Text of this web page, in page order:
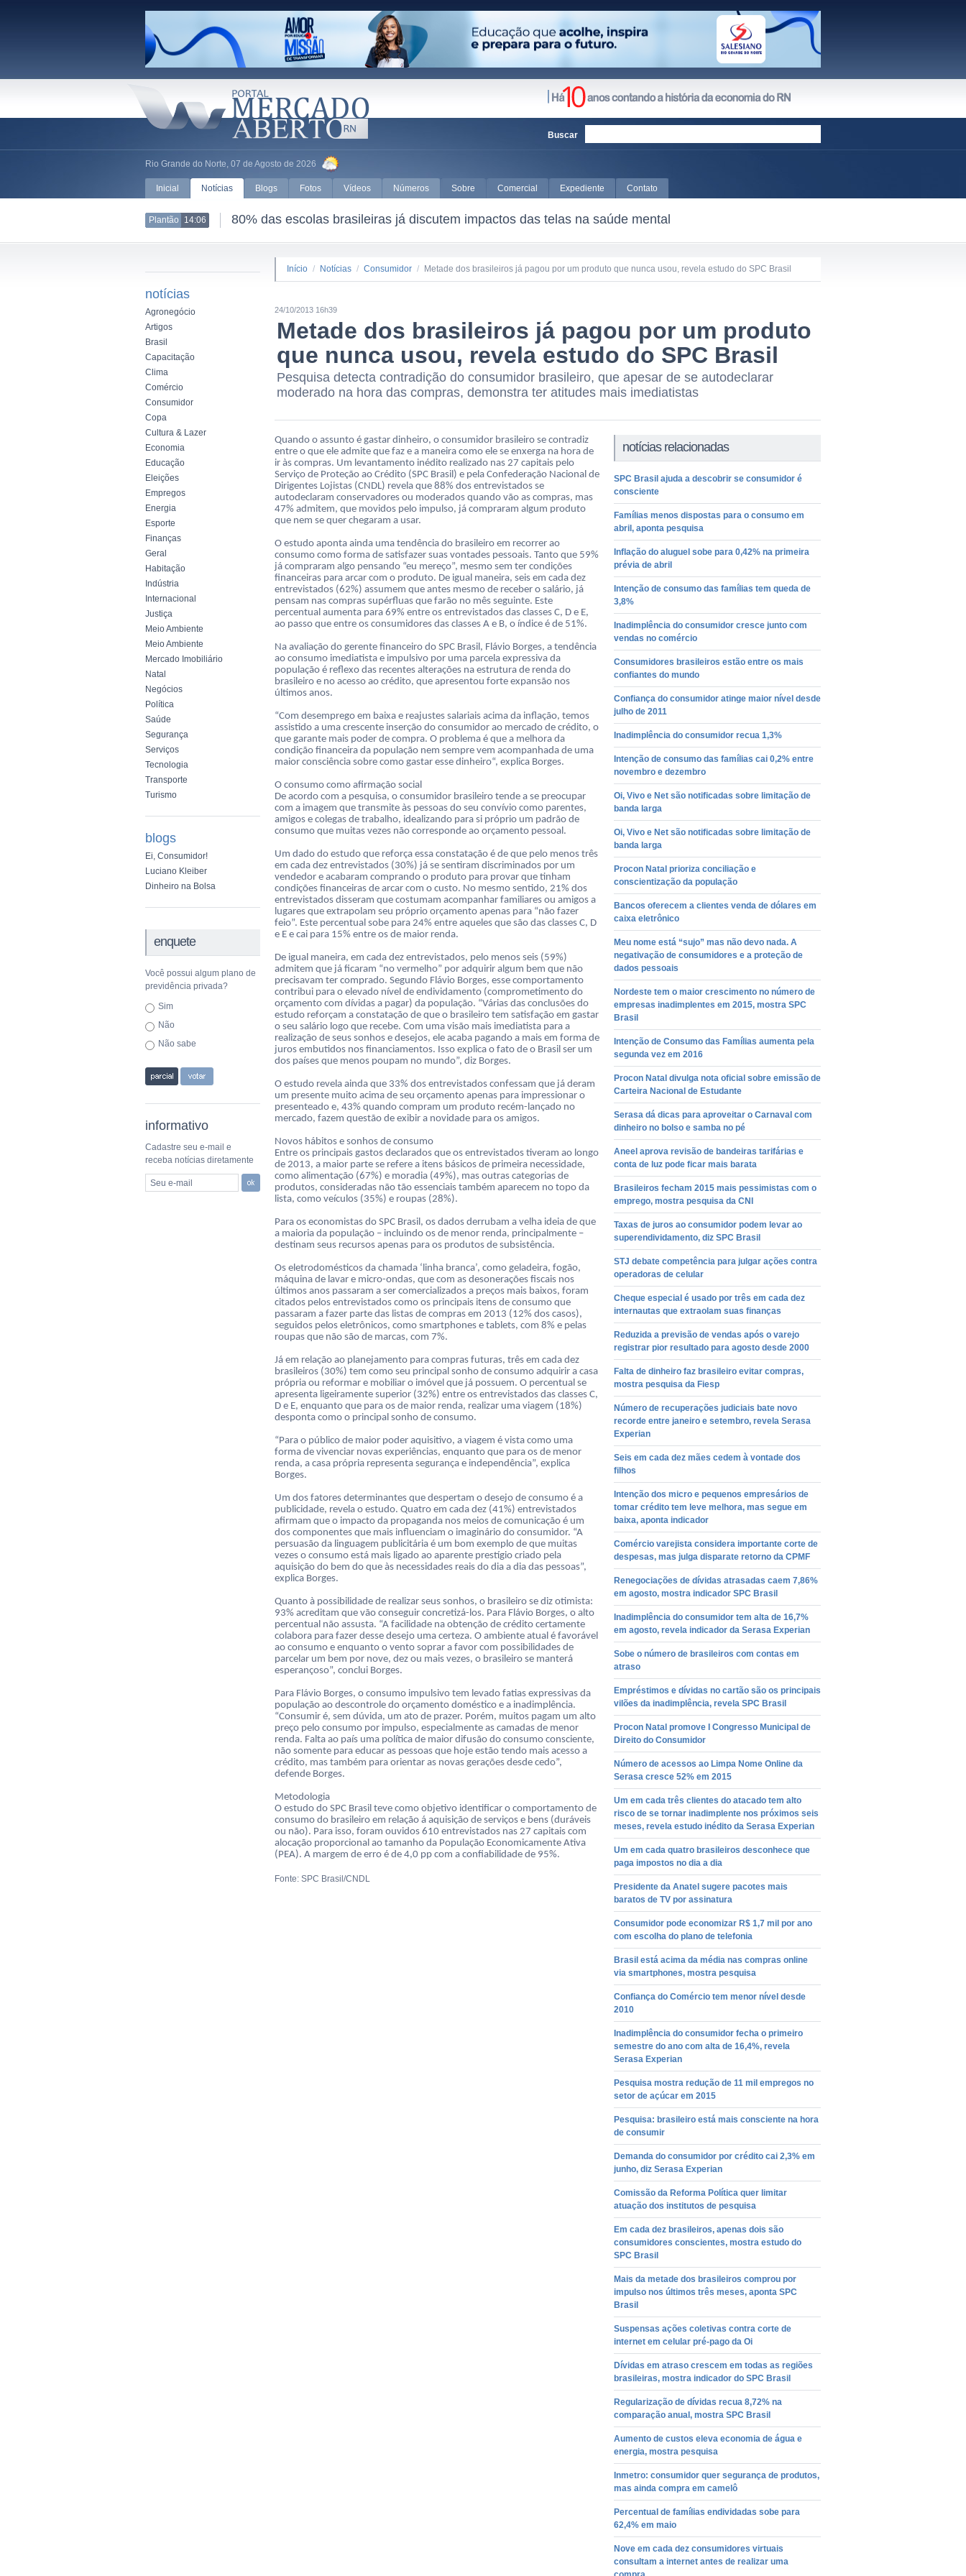
Rio Grande do Norte, 07 de Agosto de 2026
Buscar
Inicial Notícias Blogs Fotos Vídeos Números Sobre Comercial Expediente Contato
Plantão 14:06 80% das escolas brasileiras já discutem impactos das telas na saúde mental
notícias
Agronegócio
Artigos
Brasil
Capacitação
Clima
Comércio
Consumidor
Copa
Cultura & Lazer
Economia
Educação
Eleições
Empregos
Energia
Esporte
Finanças
Geral
Habitação
Indústria
Internacional
Justiça
Meio Ambiente
Meio Ambiente
Mercado Imobiliário
Natal
Negócios
Política
Saúde
Segurança
Serviços
Tecnologia
Transporte
Turismo
blogs
Ei, Consumidor!
Luciano Kleiber
Dinheiro na Bolsa
enquete
Você possui algum plano de
previdência privada?
Sim
Não
Não sabe
informativo
Cadastre seu e-mail e
receba notícias diretamente
Seu e-mail
Início / Notícias / Consumidor / Metade dos brasileiros já pagou por um produto que nunca usou, revela estudo do SPC Brasil
24/10/2013 16h39
Metade dos brasileiros já pagou por um produto
que nunca usou, revela estudo do SPC Brasil
Pesquisa detecta contradição do consumidor brasileiro, que apesar de se autodeclarar
moderado na hora das compras, demonstra ter atitudes mais imediatistas
notícias relacionadas
SPC Brasil ajuda a descobrir se consumidor é
consciente
Famílias menos dispostas para o consumo em
abril, aponta pesquisa
Inflação do aluguel sobe para 0,42% na primeira
prévia de abril
Intenção de consumo das famílias tem queda de
3,8%
Inadimplência do consumidor cresce junto com
vendas no comércio
Consumidores brasileiros estão entre os mais
confiantes do mundo
Confiança do consumidor atinge maior nível desde
julho de 2011
Inadimplência do consumidor recua 1,3%
Intenção de consumo das famílias cai 0,2% entre
novembro e dezembro
Oi, Vivo e Net são notificadas sobre limitação de
banda larga
Oi, Vivo e Net são notificadas sobre limitação de
banda larga
Procon Natal prioriza conciliação e
conscientização da população
Bancos oferecem a clientes venda de dólares em
caixa eletrônico
Meu nome está “sujo” mas não devo nada. A
negativação de consumidores e a proteção de
dados pessoais
Nordeste tem o maior crescimento no número de
empresas inadimplentes em 2015, mostra SPC
Brasil
Intenção de Consumo das Famílias aumenta pela
segunda vez em 2016
Procon Natal divulga nota oficial sobre emissão de
Carteira Nacional de Estudante
Serasa dá dicas para aproveitar o Carnaval com
dinheiro no bolso e samba no pé
Aneel aprova revisão de bandeiras tarifárias e
conta de luz pode ficar mais barata
Brasileiros fecham 2015 mais pessimistas com o
emprego, mostra pesquisa da CNI
Taxas de juros ao consumidor podem levar ao
superendividamento, diz SPC Brasil
STJ debate competência para julgar ações contra
operadoras de celular
Cheque especial é usado por três em cada dez
internautas que extraolam suas finanças
Reduzida a previsão de vendas após o varejo
registrar pior resultado para agosto desde 2000
Falta de dinheiro faz brasileiro evitar compras,
mostra pesquisa da Fiesp
Número de recuperações judiciais bate novo
recorde entre janeiro e setembro, revela Serasa
Experian
Seis em cada dez mães cedem à vontade dos
filhos
Intenção dos micro e pequenos empresários de
tomar crédito tem leve melhora, mas segue em
baixa, aponta indicador
Comércio varejista considera importante corte de
despesas, mas julga disparate retorno da CPMF
Renegociações de dívidas atrasadas caem 7,86%
em agosto, mostra indicador SPC Brasil
Inadimplência do consumidor tem alta de 16,7%
em agosto, revela indicador da Serasa Experian
Sobe o número de brasileiros com contas em
atraso
Empréstimos e dívidas no cartão são os principais
vilões da inadimplência, revela SPC Brasil
Procon Natal promove I Congresso Municipal de
Direito do Consumidor
Número de acessos ao Limpa Nome Online da
Serasa cresce 52% em 2015
Um em cada três clientes do atacado tem alto
risco de se tornar inadimplente nos próximos seis
meses, revela estudo inédito da Serasa Experian
Um em cada quatro brasileiros desconhece que
paga impostos no dia a dia
Presidente da Anatel sugere pacotes mais
baratos de TV por assinatura
Consumidor pode economizar R$ 1,7 mil por ano
com escolha do plano de telefonia
Brasil está acima da média nas compras online
via smartphones, mostra pesquisa
Confiança do Comércio tem menor nível desde
2010
Inadimplência do consumidor fecha o primeiro
semestre do ano com alta de 16,4%, revela
Serasa Experian
Pesquisa mostra redução de 11 mil empregos no
setor de açúcar em 2015
Pesquisa: brasileiro está mais consciente na hora
de consumir
Demanda do consumidor por crédito cai 2,3% em
junho, diz Serasa Experian
Comissão da Reforma Política quer limitar
atuação dos institutos de pesquisa
Em cada dez brasileiros, apenas dois são
consumidores conscientes, mostra estudo do
SPC Brasil
Mais da metade dos brasileiros comprou por
impulso nos últimos três meses, aponta SPC
Brasil
Suspensas ações coletivas contra corte de
internet em celular pré-pago da Oi
Dívidas em atraso crescem em todas as regiões
brasileiras, mostra indicador do SPC Brasil
Regularização de dívidas recua 8,72% na
comparação anual, mostra SPC Brasil
Aumento de custos eleva economia de água e
energia, mostra pesquisa
Inmetro: consumidor quer segurança de produtos,
mas ainda compra em camelô
Percentual de famílias endividadas sobe para
62,4% em maio
Nove em cada dez consumidores virtuais
consultam a internet antes de realizar uma
Quando o assunto é gastar dinheiro, o consumidor brasileiro se contradiz
entre o que ele admite que faz e a maneira como ele se enxerga na hora de
ir às compras. Um levantamento inédito realizado nas 27 capitais pelo
Serviço de Proteção ao Crédito (SPC Brasil) e pela Confederação Nacional de
Dirigentes Lojistas (CNDL) revela que 88% dos entrevistados se
autodeclaram conservadores ou moderados quando vão as compras, mas
47% admitem, que movidos pelo impulso, já compraram algum produto
que nem se quer chegaram a usar.
O estudo aponta ainda uma tendência do brasileiro em recorrer ao
consumo como forma de satisfazer suas vontades pessoais. Tanto que 59%
já compraram algo pensando “eu mereço”, mesmo sem ter condições
financeiras para arcar com o produto. De igual maneira, seis em cada dez
entrevistados (62%) assumem que antes mesmo de receber o salário, já
pensam nas compras supérfluas que farão no mês seguinte. Este
percentual aumenta para 69% entre os entrevistados das classes C, D e E,
ao passo que entre os consumidores das classes A e B, o índice é de 51%.
Na avaliação do gerente financeiro do SPC Brasil, Flávio Borges, a tendência
ao consumo imediatista e impulsivo por uma parcela expressiva da
população é reflexo das recentes alterações na estrutura de renda do
brasileiro e no acesso ao crédito, que apresentou forte expansão nos
últimos anos.
“Com desemprego em baixa e reajustes salariais acima da inflação, temos
assistido a uma crescente inserção do consumidor ao mercado de crédito, o
que garante mais poder de compra. O problema é que a melhora da
condição financeira da população nem sempre vem acompanhada de uma
maior consciência sobre como gastar esse dinheiro“, explica Borges.
O consumo como afirmação social
De acordo com a pesquisa, o consumidor brasileiro tende a se preocupar
com a imagem que transmite às pessoas do seu convívio como parentes,
amigos e colegas de trabalho, idealizando para si próprio um padrão de
consumo que muitas vezes não corresponde ao orçamento pessoal.
Um dado do estudo que reforça essa constatação é de que pelo menos três
em cada dez entrevistados (30%) já se sentiram discriminados por um
vendedor e acabaram comprando o produto para provar que tinham
condições financeiras de arcar com o custo. No mesmo sentido, 21% dos
entrevistados disseram que costumam acompanhar familiares ou amigos a
lugares que extrapolam seu próprio orçamento apenas para “não fazer
feio”. Este percentual sobe para 24% entre aqueles que são das classes C, D
e E e cai para 15% entre os de maior renda.
De igual maneira, em cada dez entrevistados, pelo menos seis (59%)
admitem que já ficaram “no vermelho” por adquirir algum bem que não
precisavam ter comprado. Segundo Flávio Borges, esse comportamento
contribui para o elevado nível de endividamento (comprometimento do
orçamento com dívidas a pagar) da população. “Várias das conclusões do
estudo reforçam a constatação de que o brasileiro tem satisfação em gastar
o seu salário logo que recebe. Com uma visão mais imediatista para a
realização de seus sonhos e desejos, ele acaba pagando a mais em forma de
juros embutidos nos financiamentos. Isso explica o fato de o Brasil ser um
dos países que menos poupam no mundo”, diz Borges.
O estudo revela ainda que 33% dos entrevistados confessam que já deram
um presente muito acima de seu orçamento apenas para impressionar o
presenteado e, 43% quando compram um produto recém-lançado no
mercado, fazem questão de exibir a novidade para os amigos.
Novos hábitos e sonhos de consumo
Entre os principais gastos declarados que os entrevistados tiveram ao longo
de 2013, a maior parte se refere a itens básicos de primeira necessidade,
como alimentação (67%) e moradia (49%), mas outras categorias de
produtos, consideradas não tão essenciais também aparecem no topo da
lista, como veículos (35%) e roupas (28%).
Para os economistas do SPC Brasil, os dados derrubam a velha ideia de que
a maioria da população – incluindo os de menor renda, principalmente –
destinam seus recursos apenas para os produtos de subsistência.
Os eletrodomésticos da chamada ‘linha branca’, como geladeira, fogão,
máquina de lavar e micro-ondas, que com as desonerações fiscais nos
últimos anos passaram a ser comercializados a preços mais baixos, foram
citados pelos entrevistados como os principais itens de consumo que
passaram a fazer parte das listas de compras em 2013 (12% dos casos),
seguidos pelos eletrônicos, como smartphones e tablets, com 8% e pelas
roupas que não são de marcas, com 7%.
Já em relação ao planejamento para compras futuras, três em cada dez
brasileiros (30%) tem como seu principal sonho de consumo adquirir a casa
própria ou reformar e mobiliar o imóvel que já possuem. O percentual se
apresenta ligeiramente superior (32%) entre os entrevistados das classes C,
D e E, enquanto que para os de maior renda, realizar uma viagem (18%)
desponta como o principal sonho de consumo.
“Para o público de maior poder aquisitivo, a viagem é vista como uma
forma de vivenciar novas experiências, enquanto que para os de menor
renda, a casa própria representa segurança e independência”, explica
Borges.
Um dos fatores determinantes que despertam o desejo de consumo é a
publicidade, revela o estudo. Quatro em cada dez (41%) entrevistados
afirmam que o impacto da propaganda nos meios de comunicação é um
dos componentes que mais influenciam o imaginário do consumidor. “A
persuasão da linguagem publicitária é um bom exemplo de que muitas
vezes o consumo está mais ligado ao aparente prestígio criado pela
aquisição do bem do que às necessidades reais do dia a dia das pessoas”,
explica Borges.
Quanto à possibilidade de realizar seus sonhos, o brasileiro se diz otimista:
93% acreditam que vão conseguir concretizá-los. Para Flávio Borges, o alto
percentual não assusta. “A facilidade na obtenção de crédito certamente
colabora para fazer desse desejo uma certeza. O ambiente atual é favorável
ao consumo e enquanto o vento soprar a favor com possibilidades de
parcelar um bem por nove, dez ou mais vezes, o brasileiro se manterá
esperançoso”, conclui Borges.
Para Flávio Borges, o consumo impulsivo tem levado fatias expressivas da
população ao descontrole do orçamento doméstico e a inadimplência.
“Consumir é, sem dúvida, um ato de prazer. Porém, muitos pagam um alto
preço pelo consumo por impulso, especialmente as camadas de menor
renda. Falta ao país uma política de maior difusão do consumo consciente,
não somente para educar as pessoas que hoje estão tendo mais acesso a
crédito, mas também para orientar as novas gerações desde cedo”,
defende Borges.
Metodologia
O estudo do SPC Brasil teve como objetivo identificar o comportamento de
consumo do brasileiro em relação á aquisição de serviços e bens (duráveis
ou não). Para isso, foram ouvidos 610 entrevistados nas 27 capitais com
alocação proporcional ao tamanho da População Economicamente Ativa
(PEA). A margem de erro é de 4,0 pp com a confiabilidade de 95%.
Fonte: SPC Brasil/CNDL